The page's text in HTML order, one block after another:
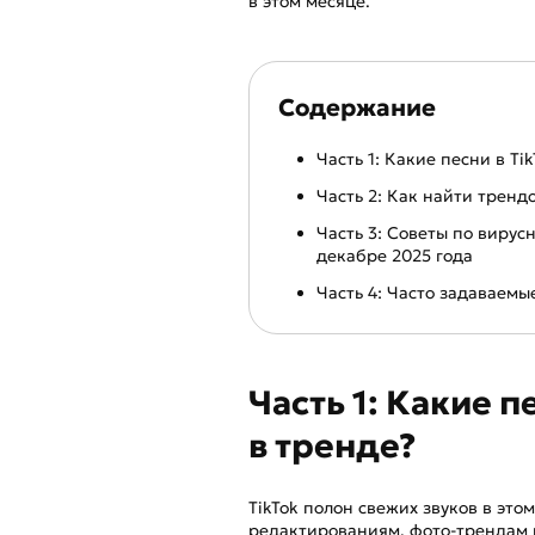
Содержание
Часть 1: Какие песни в
Часть 2: Как найти
Часть 3: Советы по
декабре 2025 года
Часть 4: Часто
Часть 1: Какие
в тренде?
TikTok полон свежих звуков в
редактированиям, фото-